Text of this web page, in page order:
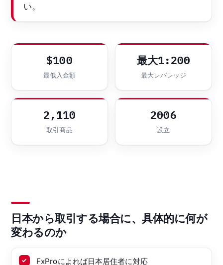
い。
$100
最低入金額
最大1:200
最大レバレッジ
2,110
取引商品
2006
設立
日本から取引する場合に、具体的に何が
変わるのか
FxProによれば日本居住者に対応